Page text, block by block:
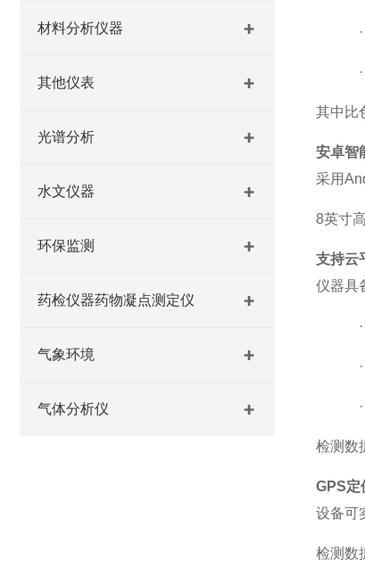
·
·
其中比
安卓智
采用
8英寸
支持云
仪器具
·
·
·
检测数
GPS定
设备可
检测数
材料分析仪器
其他仪表
光谱分析
水文仪器
环保监测
药检仪器药物凝点测定仪
气象环境
气体分析仪